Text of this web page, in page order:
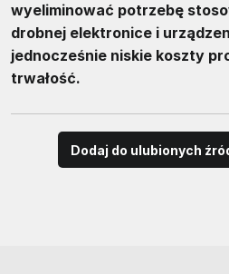
wyeliminować potrzebę
drobnej elektronice i
jednocześnie niskie koszty
trwałość.
Dodaj do ulubionych